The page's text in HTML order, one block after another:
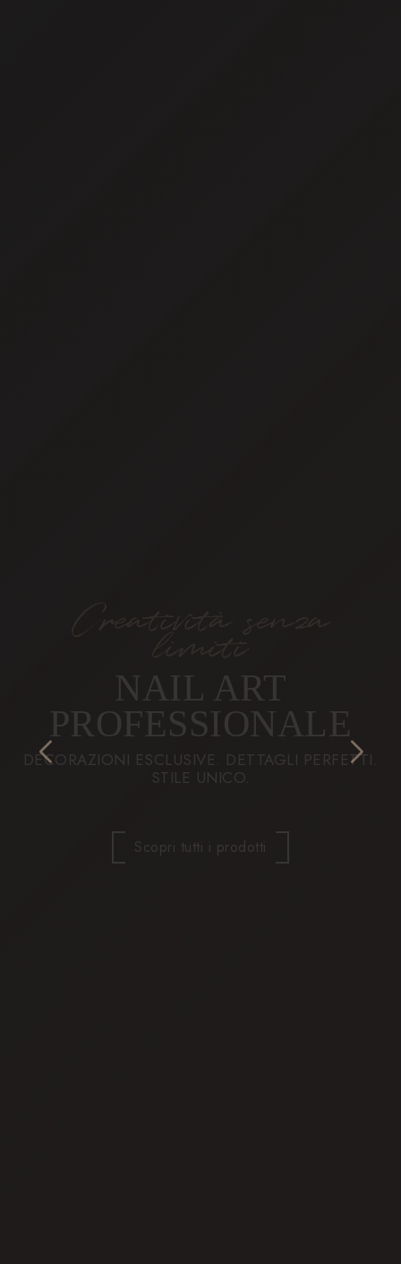
NAIL ART
PROFESSIONALE
DECORAZIONI ESCLUSIVE. DETTAGLI PERFETTI.
STILE UNICO.
Scopri tutti i prodotti
PRODOTTI TECNICI
PROFESSIONALI
AFFIDABILITÀ. ADESIONE PERFETTA. MASSIMA
DURATA. RISULTATI IMPECCABILI.
Scopri tutti i prodotti